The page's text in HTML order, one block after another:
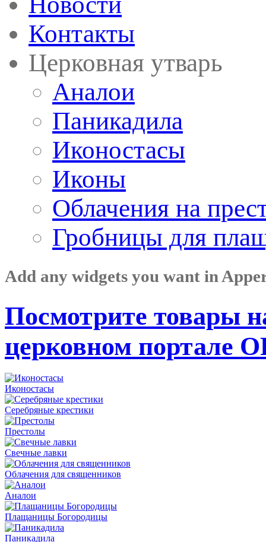
Контакты
Церковная утварь
Аналои
Паникадила
Иконостасы
Иконы
Облачения на
Гробницы для
Add any widgets you want in
Посмотрите товары
церковном портале
Иконостасы
Серебряные крестики
Престолы
Свечные лавки
Облачения для священников
Аналои
Плащаницы Богородицы
Паникадила